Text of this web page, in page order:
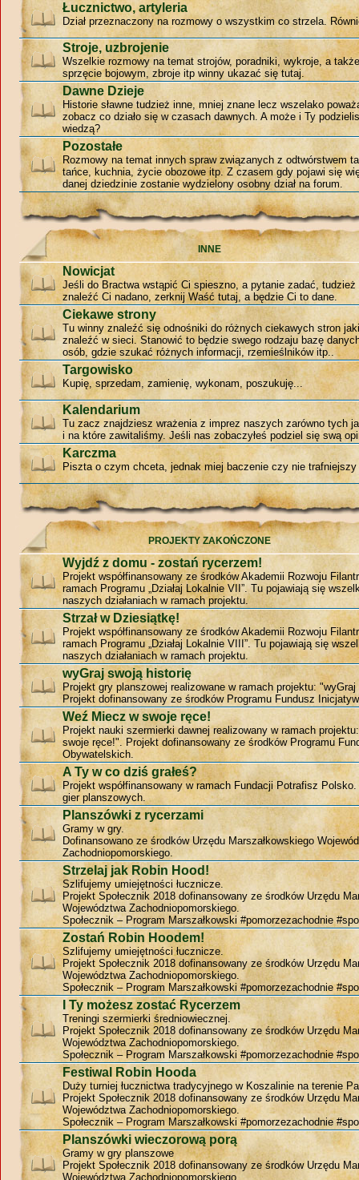
Łucznictwo, artyleria
Dział przeznaczony na rozmowy o wszystkim co strzela.
Stroje, uzbrojenie
Wszelkie rozmowy na temat strojów, poradniki, wykroje, a
sprzęcie bojowym, zbroje itp winny ukazać się tutaj.
Dawne Dzieje
Historie sławne tudzież inne, mniej znane lecz wszelako
zobacz co działo się w czasach dawnych. A może i Ty
wiedzą?
Pozostałe
Rozmowy na temat innych spraw związanych z odtwórstwem
tańce, kuchnia, życie obozowe itp. Z czasem gdy pojawi się
danej dziedzinie zostanie wydzielony osobny dział na forum.
INNE
Nowicjat
Jeśli do Bractwa wstąpić Ci spieszno, a pytanie zadać, tudzież
znaleźć Ci nadano, zerknij Waść tutaj, a będzie Ci to dane.
Ciekawe strony
Tu winny znaleźć się odnośniki do różnych ciekawych stron
znaleźć w sieci. Stanowić to będzie swego rodzaju bazę
osób, gdzie szukać różnych informacji, rzemieślników itp..
Targowisko
Kupię, sprzedam, zamienię, wykonam, poszukuję...
Kalendarium
Tu zacz znajdziesz wrażenia z imprez naszych zarówno tych
i na które zawitaliśmy. Jeśli nas zobaczyłeś podziel się swą
Karczma
Piszta o czym chceta, jednak miej baczenie czy nie trafniejszy
PROJEKTY ZAKOŃCZONE
Wyjdź z domu - zostań rycerzem!
Projekt współfinansowany ze środków Akademii Rozwoju
ramach Programu „Działaj Lokalnie VII”. Tu pojawiają się
naszych działaniach w ramach projektu.
Strzał w Dziesiątkę!
Projekt współfinansowany ze środków Akademii Rozwoju
ramach Programu „Działaj Lokalnie VIII”. Tu pojawiają się
naszych działaniach w ramach projektu.
wyGraj swoją historię
Projekt gry planszowej realizowane w ramach projektu:
Projekt dofinansowany ze środków Programu Fundusz
Weź Miecz w swoje ręce!
Projekt nauki szermierki dawnej realizowany w ramach
swoje ręce!". Projekt dofinansowany ze środków Programu
Obywatelskich.
A Ty w co dziś grałeś?
Projekt współfinansowany w ramach Fundacji Potrafisz
gier planszowych.
Planszówki z rycerzami
Gramy w gry.
Dofinansowano ze środków Urzędu Marszałkowskiego
Zachodniopomorskiego.
Strzelaj jak Robin Hood!
Szlifujemy umiejętności łucznicze.
Projekt Społecznik 2018 dofinansowany ze środków Urzędu
Województwa Zachodniopomorskiego.
Społecznik – Program Marszałkowski #pomorzezachodnie
Zostań Robin Hoodem!
Szlifujemy umiejętności łucznicze.
Projekt Społecznik 2018 dofinansowany ze środków Urzędu
Województwa Zachodniopomorskiego.
Społecznik – Program Marszałkowski #pomorzezachodnie
I Ty możesz zostać Rycerzem
Treningi szermierki średniowiecznej.
Projekt Społecznik 2018 dofinansowany ze środków Urzędu
Województwa Zachodniopomorskiego.
Społecznik – Program Marszałkowski #pomorzezachodnie
Festiwal Robin Hooda
Duży turniej łucznictwa tradycyjnego w Koszalinie na terenie
Projekt Społecznik 2018 dofinansowany ze środków Urzędu
Województwa Zachodniopomorskiego.
Społecznik – Program Marszałkowski #pomorzezachodnie
Planszówki wieczorową porą
Gramy w gry planszowe
Projekt Społecznik 2018 dofinansowany ze środków Urzędu
Województwa Zachodniopomorskiego.